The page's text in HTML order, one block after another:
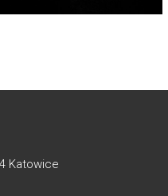
Katowice